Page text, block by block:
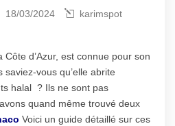
18/03/2024
karimspot
Côte d’Azur, est connue pour son
vous qu’elle abrite
halal ? Ils ne sont pas
quand même trouvé deux
Voici un guide détaillé sur ces